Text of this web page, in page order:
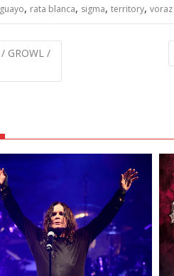
, rata blanca, sigma, territory, voraz
GROWL /